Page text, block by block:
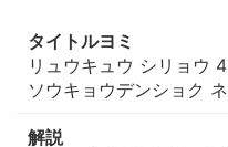
タイトルヨミ
リュウキュウ シリョウ
ソウキョウデンショク
解説